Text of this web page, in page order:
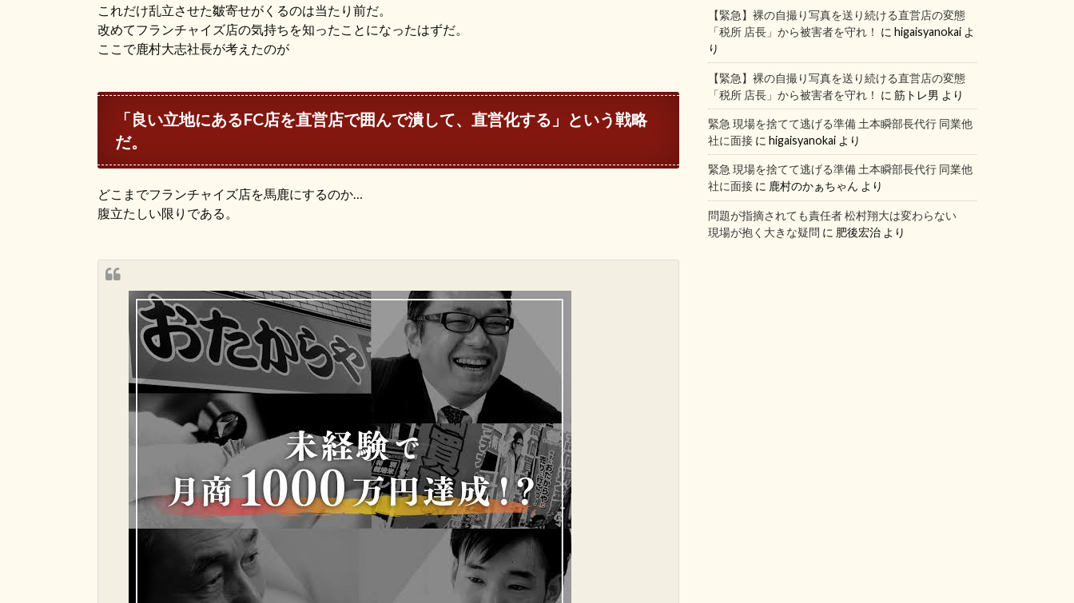
これだけ乱立させた皺寄せがくるのは当たり前だ。
改めてフランチャイズ店の気持ちを知ったことになったはずだ。
ここで鹿村大志社長が考えたのが
「良い立地にあるFC店を直営店で囲んで潰して、直営化する」 という戦略
だ。
どこまでフランチャイズ店を馬鹿にするのか…
腹立たしい限りである。
【緊急】裸の自撮り写真を送り続ける直営店の変態
「税所 店長」から被害者を守れ！ に higaisyanokai よ
り
【緊急】裸の自撮り写真を送り続ける直営店の変態
「税所 店長」から被害者を守れ！ に 筋トレ男 より
緊急 現場を捨てて逃げる準備 土本瞬部長代行 同業他
社に面接 に higaisyanokai より
緊急 現場を捨てて逃げる準備 土本瞬部長代行 同業他
社に面接 に 鹿村のかぁちゃん より
問題が指摘されても責任者 松村翔大は変わらない
現場が抱く大きな疑問 に 肥後宏治 より